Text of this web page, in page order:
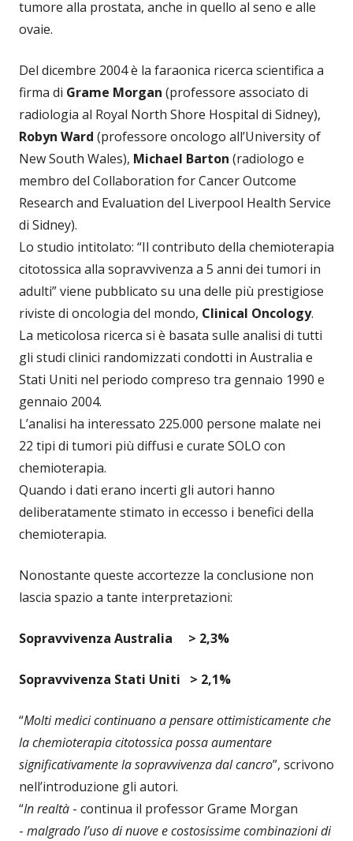
tumore alla prostata, anche in quello al seno e alle
ovaie.
Del dicembre 2004 è la faraonica ricerca scientifica a
firma di Grame Morgan (professore associato di
radiologia al Royal North Shore Hospital di Sidney),
Robyn Ward (professore oncologo all’University of
New South Wales), Michael Barton (radiologo e
membro del Collaboration for Cancer Outcome
Research and Evaluation del Liverpool Health Service
di Sidney).
Lo studio intitolato: “Il contributo della chemioterapia
citotossica alla sopravvivenza a 5 anni dei tumori in
adulti” viene pubblicato su una delle più prestigiose
riviste di oncologia del mondo, Clinical Oncology.
La meticolosa ricerca si è basata sulle analisi di tutti
gli studi clinici randomizzati condotti in Australia e
Stati Uniti nel periodo compreso tra gennaio 1990 e
gennaio 2004.
L’analisi ha interessato 225.000 persone malate nei
22 tipi di tumori più diffusi e curate SOLO con
chemioterapia.
Quando i dati erano incerti gli autori hanno
deliberatamente stimato in eccesso i benefici della
chemioterapia.
Nonostante queste accortezze la conclusione non
lascia spazio a tante interpretazioni:
Sopravvivenza Australia > 2,3%
Sopravvivenza Stati Uniti > 2,1%
“Molti medici continuano a pensare ottimisticamente che
la chemioterapia citotossica possa aumentare
significativamente la sopravvivenza dal cancro”, scrivono
nell’introduzione gli autori.
“In realtà - continua il professor Grame Morgan
- malgrado l’uso di nuove e costosissime combinazioni di